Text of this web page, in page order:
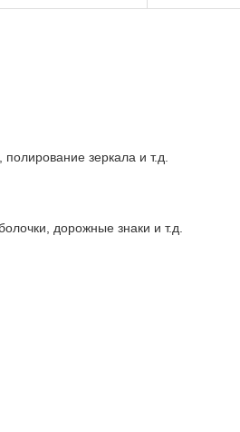
зеркала и т.д.
дорожные знаки и т.д.